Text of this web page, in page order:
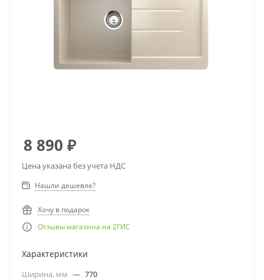
8 890 ₽
Цена указана без учета НДС
Нашли дешевле?
Хочу в подарок
Отзывы магазина на 2ГИС
Характеристики
Ширина, мм — 770